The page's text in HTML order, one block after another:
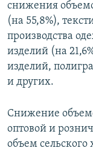
снижения
(на 55,8%),
производства
изделий (на
изделий,
и других.
Снижение
оптовой и
объем сельского